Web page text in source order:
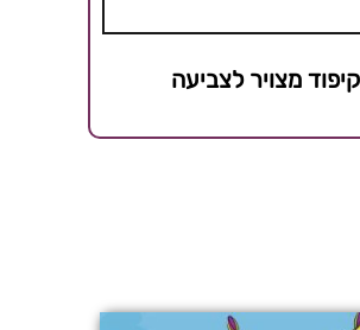
קיפוד מצויר לצביעה